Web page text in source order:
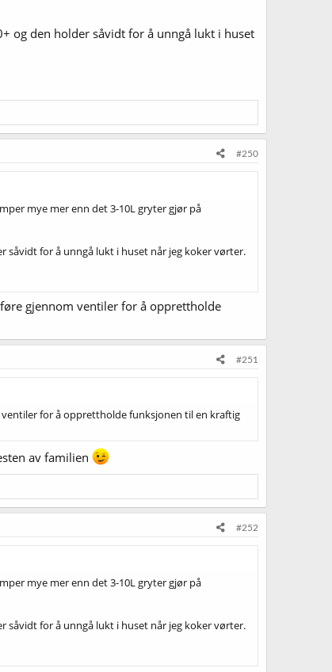
og den holder såvidt for å unngå lukt i huset
#250
mye mer enn det 3-10L gryter gjør på
såvidt for å unngå lukt i huset når jeg koker vørter.
gjennom ventiler for å opprettholde
#251
for å opprettholde funksjonen til en kraftig
av familien
#252
mye mer enn det 3-10L gryter gjør på
såvidt for å unngå lukt i huset når jeg koker vørter.